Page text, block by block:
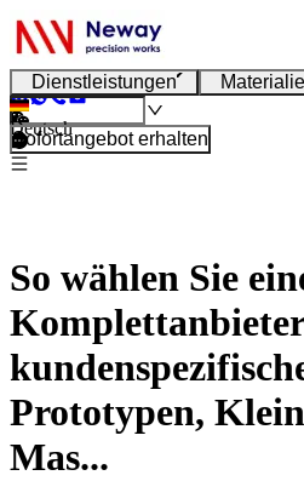
Dienstleistungen
Deutsch
Sofortangebot erhalten
So wählen Sie
Prototypen,
Mas...